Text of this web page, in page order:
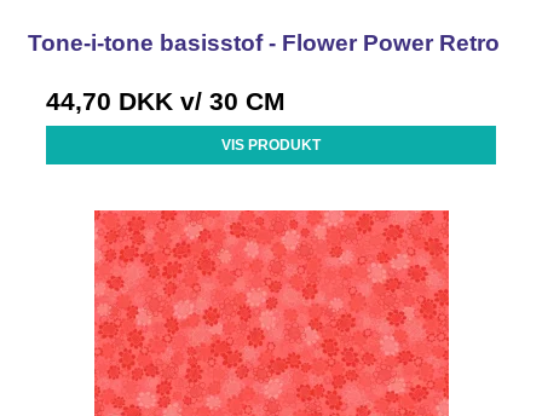
Tone-i-tone basisstof - Flower Power Retro
44,70 DKK v/ 30 CM
VIS PRODUKT